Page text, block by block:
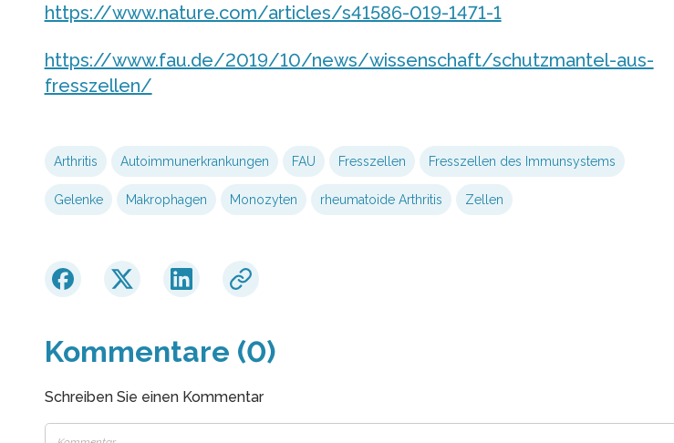
https://www.nature.com/articles/s41586-019-1471-1
https://www.fau.de/2019/10/news/wissenschaft/schutzmantel-aus-
fresszellen/
Arthritis Autoimmunerkrankungen FAU Fresszellen Fresszellen des Immunsystems
Gelenke Makrophagen Monozyten rheumatoide Arthritis Zellen
Kommentare (0)
Schreiben Sie einen Kommentar